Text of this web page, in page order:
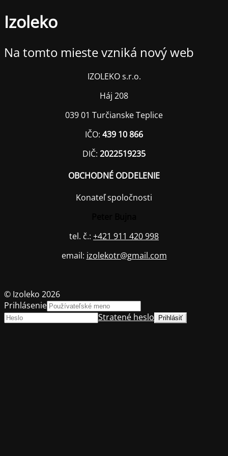
Izoleko
Na tomto mieste vzniká nový web
IZOLEKO s.r.o.
Háj 208
039 01 Turčianske Teplice
IČO: 439 10 866
DIČ: 2022519235
OBCHODNÉ ODDELENIE
Konateľ spoločnosti
tel. č.: +421 911 420 998
email: izolekotr@gmail.com
© Izoleko 2026
Prihlásenie
Stratené heslo